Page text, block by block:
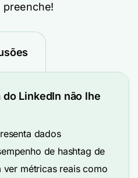
preenche!
LinkedIn não lhe
dados
de hashtag de
ver métricas reais como